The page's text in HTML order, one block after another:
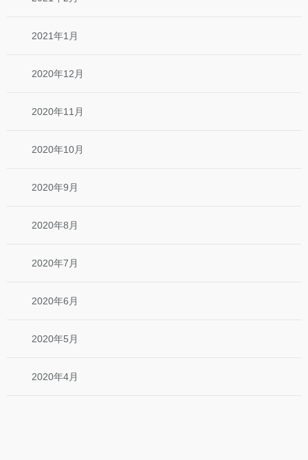
2021年1月
2020年12月
2020年11月
2020年10月
2020年9月
2020年8月
2020年7月
2020年6月
2020年5月
2020年4月